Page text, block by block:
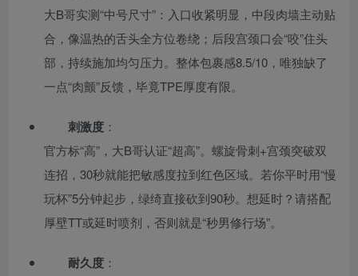
大B哥实测“中号尺寸”：入口收紧明显，中段肉墙主动贴
合，像温热的舌头全方位卷绕；后段宫颈口会“咬”住头
部，持续施加均匀压力。整体包裹感8.5/10，唯独缺了
一点“肉颤”反馈，毕竟TPE厚度有限。
刺激度 ：
官方标“高”，大B哥认证“超高”。螺旋骨刺+宫颈突破双
连招，30秒就能把敏感度拉到红色区域。若你平时用“慢
玩杯”5分钟起步，绿绮直接砍到90秒。想延时？请搭配
厚壁TT或延时喷剂，否则就是“秒男修行场”。
耐久度 ：